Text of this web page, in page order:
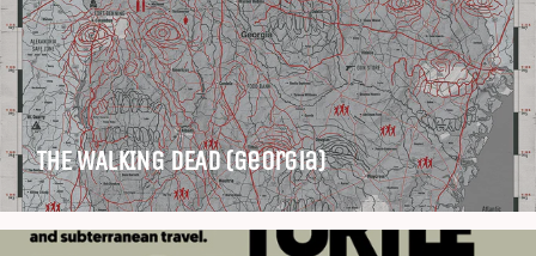
THE WALKING DEAD (Georgia)